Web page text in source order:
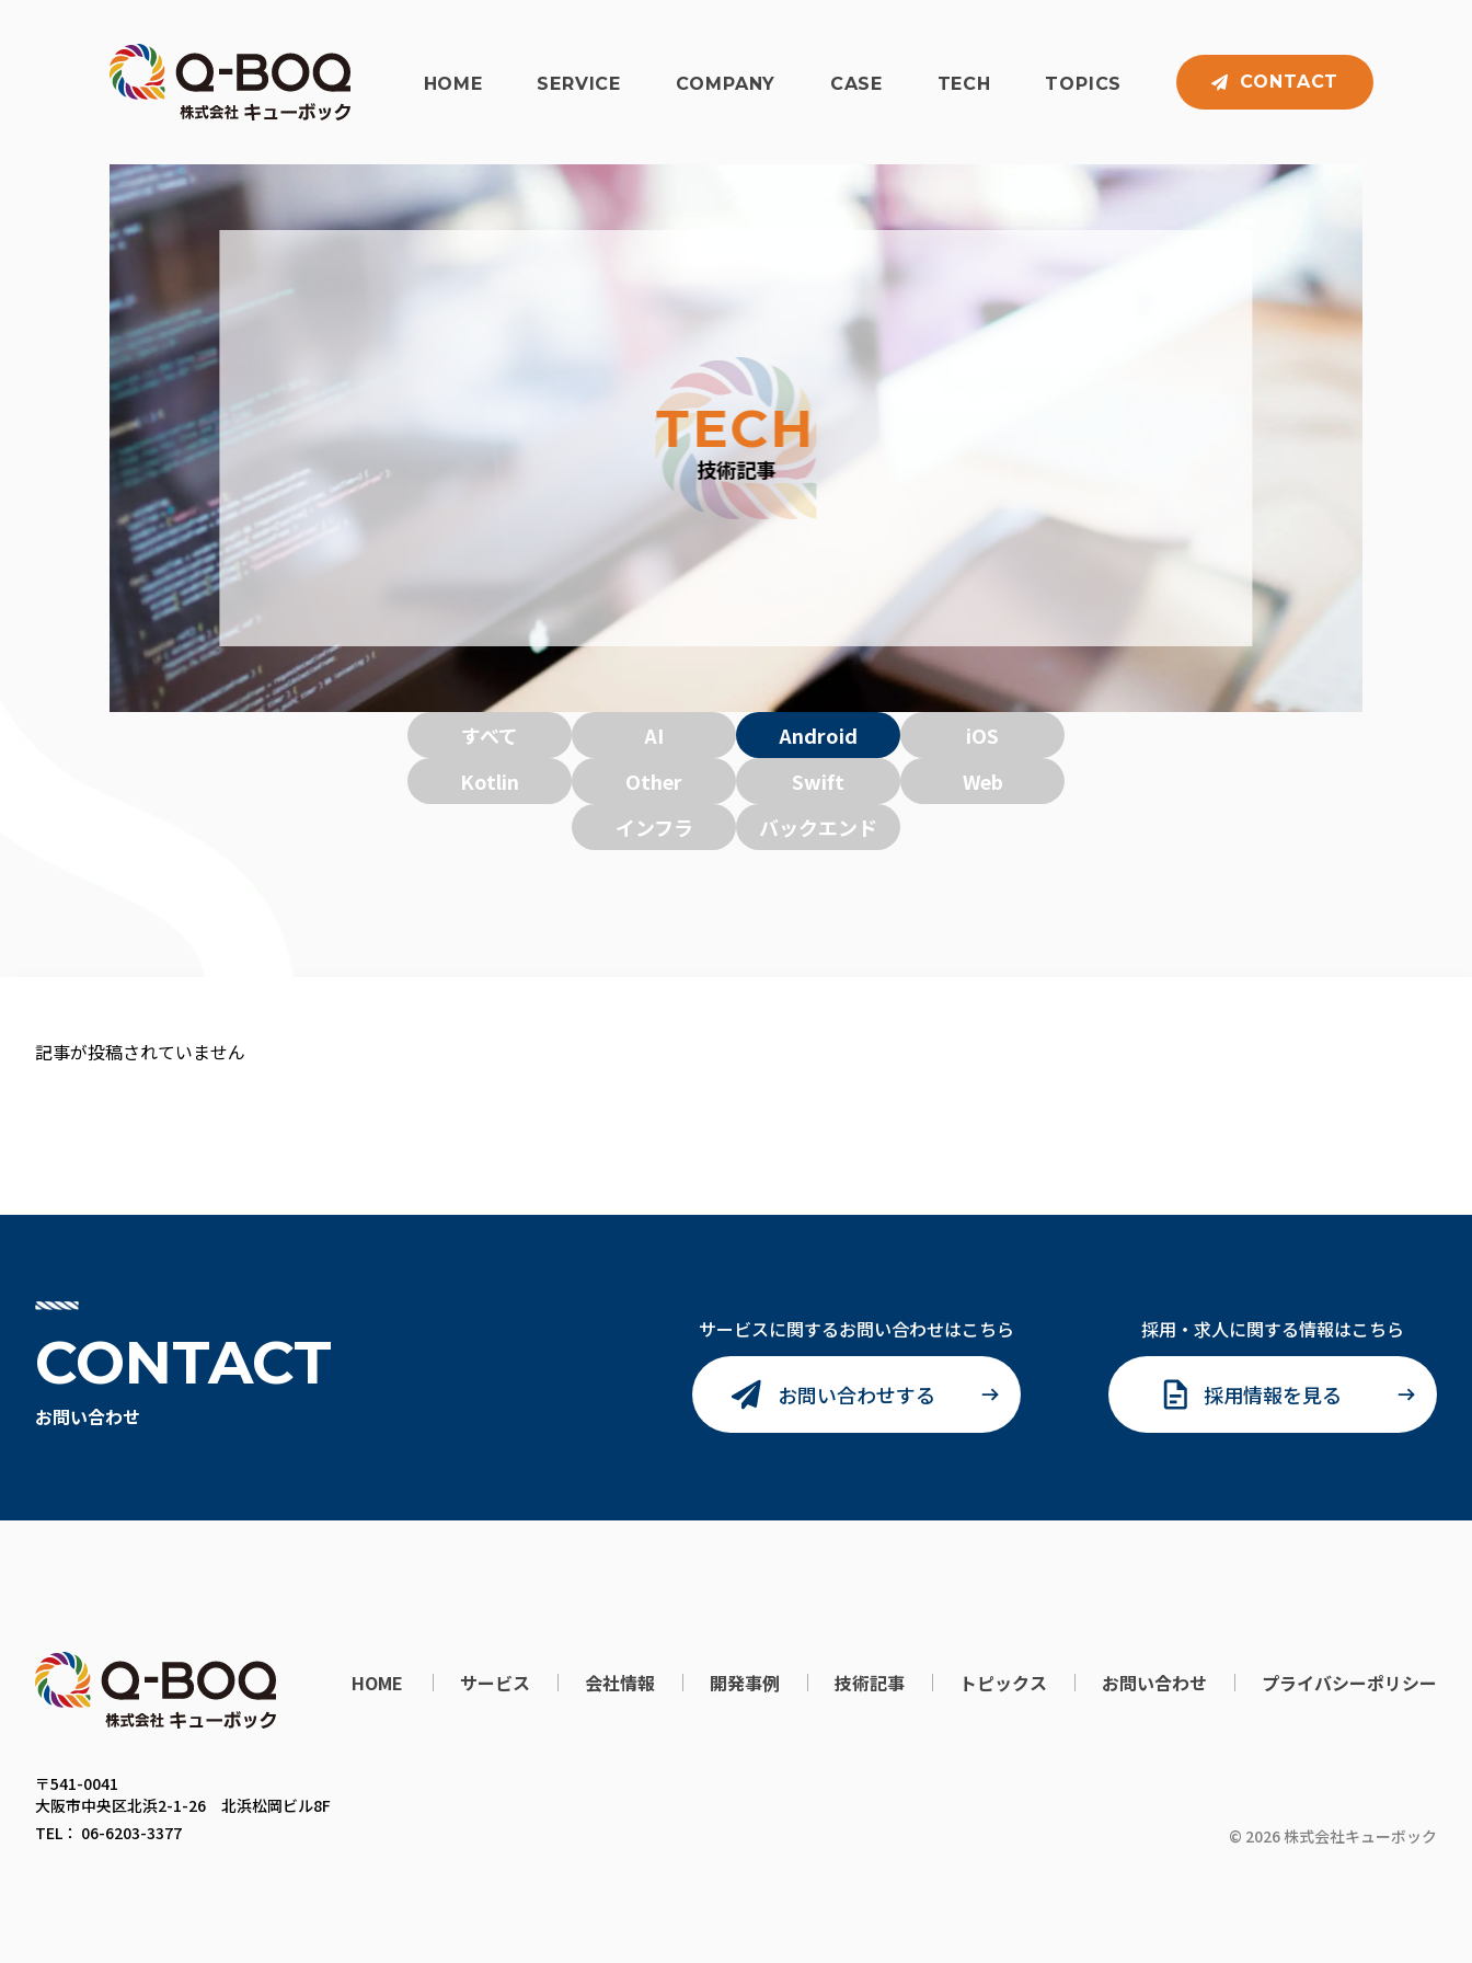
BOQ
株
式
会
社
キ
ュ
ー
ボ
ッ
ク
HOME SERVICE COMPANY CASE TECH TOPICS CONTACT
TECH
技術記事
すべて AI Android
iOS
Kotlin
Other Swift
Web
インフラ
バックエンド
記事が投稿されていません
CONTACT
お問い合わせ
サービスに関するお問い合わせはこちら
お問い合わせする
採用・求人に関する情報はこちら
採用情報を見る
〒541-0041
大阪市中央区北浜2-1-26 北浜松岡ビル8F
TEL： 06-6203-3377
HOME サービス 会社情報 開発事例 技術記事 トピックス お問い合わせ プライバシーポリシー
© 2026 株式会社キューボック